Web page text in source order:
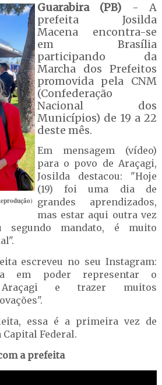
Guarabira (PB) - A
prefeita Josilda
Macena encontra-se
em Brasília
participando da
Marcha dos Prefeitos
promovida pela CNM
(Confederação
Nacional dos
Municípios) de 19 a 22
deste mês.
Em mensagem (vídeo)
para o povo de Araçagi,
Josilda destacou: "Hoje
(19) foi uma dia de
grandes aprendizados,
mas estar aqui outra vez
mandato, é muito
escreveu no seu Instagram:
em poder representar o
e trazer muitos
essa é a primeira vez de
Capital Federal.
a prefeita